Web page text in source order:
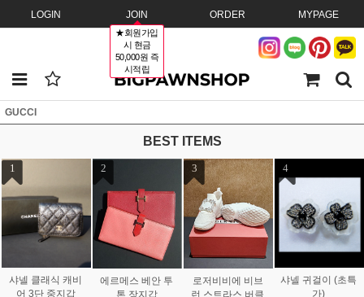
LOGIN JOIN
★회원가입
시 현금
50,000원 즉
시적립
ORDER MYPAGE
GUCCI
BEST ITEMS
1
샤넬 클래식 캐비
어 3단 중지갑
2
에르메스 베안 투
톤 장지갑
3
로저비비에 비브
런 스트라스 버클
4
샤넬 귀걸이 (초특
가)